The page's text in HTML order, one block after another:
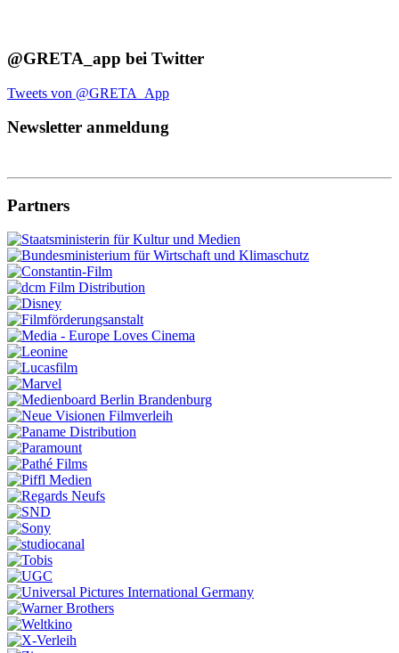
@GRETA_app bei Twitter
Tweets von @GRETA_App
Newsletter anmeldung
Partners